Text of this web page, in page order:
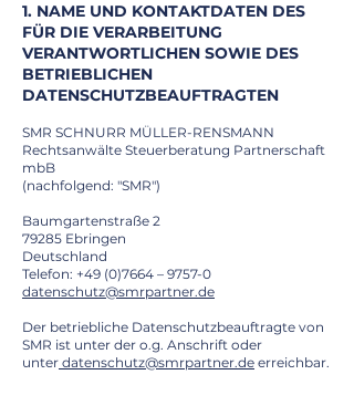
1. NAME UND KONTAKTDATEN DES
FÜR DIE VERARBEITUNG
VERANTWORTLICHEN SOWIE DES
BETRIEBLICHEN
DATENSCHUTZBEAUFTRAGTEN
SMR SCHNURR MÜLLER-RENSMANN
Rechtsanwälte Steuerberatung Partnerschaft
mbB
(nachfolgend: "SMR")
Baumgartenstraße 2
79285 Ebringen
Deutschland
Telefon: +49 (0)7664 – 9757-0
datenschutz@smrpartner.de
Der betriebliche Datenschutzbeauftragte von
SMR ist unter der o.g. Anschrift oder
unter datenschutz@smrpartner.de erreichbar.